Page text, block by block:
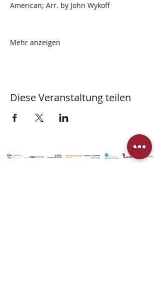
American; Arr. by John Wykoff
Mehr anzeigen
Diese Veranstaltung teilen